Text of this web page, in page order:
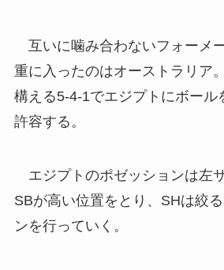
互いに噛み合わないフォーメ
重に入ったのはオーストラリア
構える5-4-1でエジプトにボール
許容する。
エジプトのポゼッションは左
SBが高い位置をとり、SHは絞
ンを行っていく。